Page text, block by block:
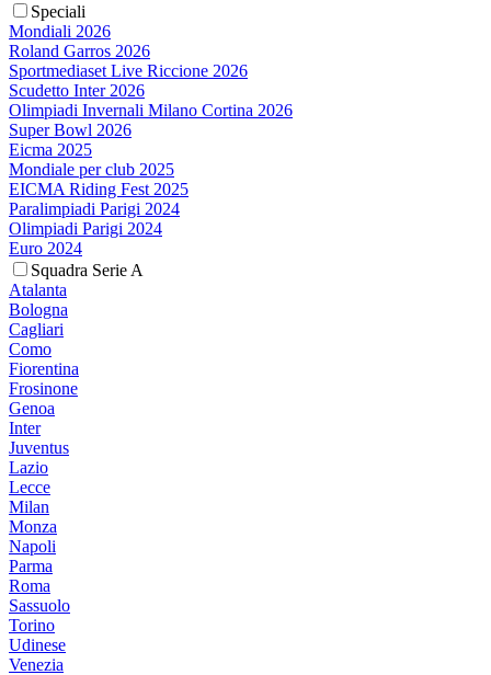
Speciali
Mondiali 2026
Roland Garros 2026
Sportmediaset Live Riccione 2026
Scudetto Inter 2026
Olimpiadi Invernali Milano Cortina 2026
Super Bowl 2026
Eicma 2025
Mondiale per club 2025
EICMA Riding Fest 2025
Paralimpiadi Parigi 2024
Olimpiadi Parigi 2024
Euro 2024
Squadra Serie A
Atalanta
Bologna
Cagliari
Como
Fiorentina
Frosinone
Genoa
Inter
Juventus
Lazio
Lecce
Milan
Monza
Napoli
Parma
Roma
Sassuolo
Torino
Udinese
Venezia